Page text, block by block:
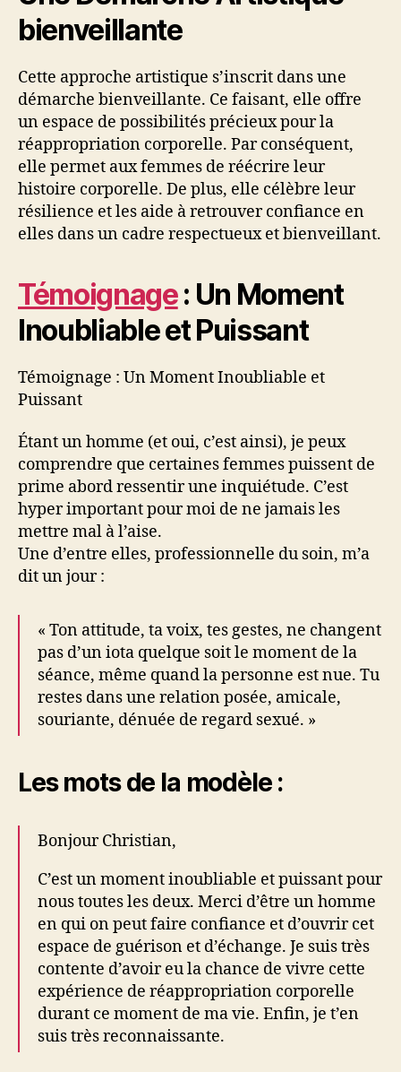
bienveillante
Cette approche artistique s’inscrit dans une
démarche bienveillante. Ce faisant, elle offre
un espace de possibilités précieux pour la
réappropriation corporelle. Par conséquent,
elle permet aux femmes de réécrire leur
histoire corporelle. De plus, elle célèbre leur
résilience et les aide à retrouver confiance en
elles dans un cadre respectueux et bienveillant.
Témoignage: Un Moment
Inoubliable et Puissant
Témoignage : Un Moment Inoubliable et
Puissant
Étant un homme (et oui, c’est ainsi), je peux
comprendre que certaines femmes puissent de
prime abord ressentir une inquiétude. C’est
hyper important pour moi de ne jamais les
mettre mal à l’aise.
Une d’entre elles, professionnelle du soin, m’a
dit un jour :
« Ton attitude, ta voix, tes gestes, ne changent
pas d’un iota quelque soit le moment de la
séance, même quand la personne est nue. Tu
restes dans une relation posée, amicale,
souriante, dénuée de regard sexué. »
Les mots de la modèle :
Bonjour Christian,
C’est un moment inoubliable et puissant pour
nous toutes les deux. Merci d’être un homme
en qui on peut faire confiance et d’ouvrir cet
espace de guérison et d’échange. Je suis très
contente d’avoir eu la chance de vivre cette
expérience de réappropriation corporelle
durant ce moment de ma vie. Enfin, je t’en
suis très reconnaissante.